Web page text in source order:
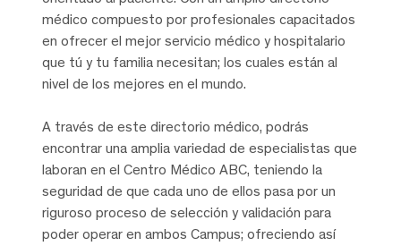
médico compuesto por profesionales capacitados
en ofrecer el mejor servicio médico y hospitalario
que tú y tu familia necesitan; los cuales están al
nivel de los mejores en el mundo.
A través de este directorio médico, podrás
encontrar una amplia variedad de especialistas que
laboran en el Centro Médico ABC, teniendo la
seguridad de que cada uno de ellos pasa por un
riguroso proceso de selección y validación para
poder operar en ambos Campus; ofreciendo así